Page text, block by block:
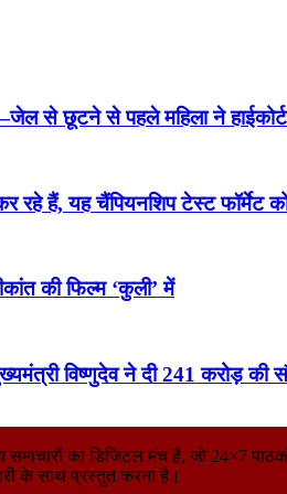
से छूटने से पहले महिला ने
हैं, यह चैंपियनशिप टेस्ट फॉर्मेट
की फिल्म ‘कुली’ में
विष्णुदेव ने दी 241 करोड़ की
का डिजिटल मंच है, जो 24×7
के साथ प्रस्तुत करना है।